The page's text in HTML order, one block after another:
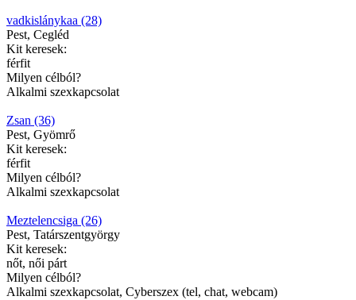
vadkislánykaa (28)
Pest, Cegléd
Kit keresek:
férfit
Milyen célból?
Alkalmi szexkapcsolat
Zsan (36)
Pest, Gyömrő
Kit keresek:
férfit
Milyen célból?
Alkalmi szexkapcsolat
Meztelencsiga (26)
Pest, Tatárszentgyörgy
Kit keresek:
nőt, női párt
Milyen célból?
Alkalmi szexkapcsolat, Cyberszex (tel, chat, webcam)